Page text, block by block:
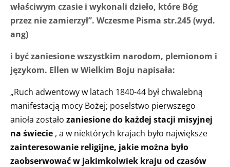
właściwym czasie i wykonali dzieło, które Bóg
przez nie zamierzył”. Wczesme Pisma str.245 (wyd.
ang)
i być zaniesione wszystkim narodom, plemionom i
językom. Ellen w Wielkim Boju napisała:
„Ruch adwentowy w latach 1840-44 był chwalebną
manifestacją mocy Bożej; poselstwo pierwszego
anioła zostało zaniesione do każdej stacji misyjnej
na świecie , a w niektórych krajach było największe
zainteresowanie religijne, jakie można było
zaobserwować w jakimkolwiek kraju od czasów